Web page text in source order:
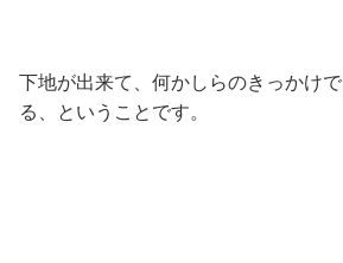
下地が出来て、何かしらのきっかけ
る、ということです。